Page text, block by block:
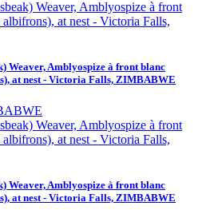
Weaver, Amblyospize à front blanc
at nest - Victoria Falls, ZIMBABWE
Weaver, Amblyospize à front blanc
at nest - Victoria Falls, ZIMBABWE